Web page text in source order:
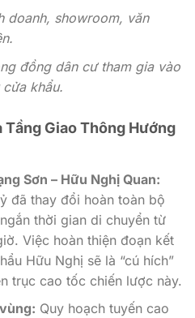
doanh, showroom, văn
đồng dân cư tham gia vào
khẩu.
Tầng Giao Thông Hướng
Sơn – Hữu Nghị Quan:
đã thay đổi hoàn toàn bộ
thời gian di chuyển từ
Việc hoàn thiện đoạn kết
Hữu Nghị sẽ là “cú hích”
trục cao tốc chiến lược này.
Quy hoạch tuyến cao